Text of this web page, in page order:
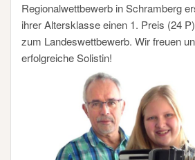
Regionalwettbewerb in Schramberg
ihrer Altersklasse einen 1. Preis (24
zum Landeswettbewerb. Wir freuen
erfolgreiche Solistin!